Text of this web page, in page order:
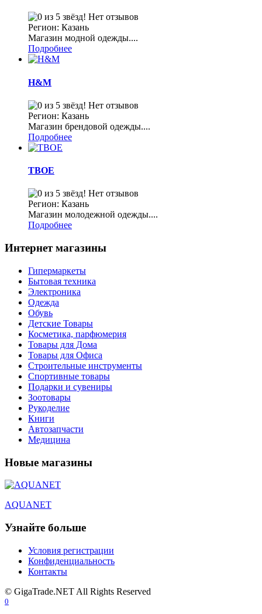
Нет отзывов
Регион: Казань
Магазин модной одежды....
Подробнее
H&M
Нет отзывов
Регион: Казань
Магазин брендовой одежды....
Подробнее
ТВОЕ
Нет отзывов
Регион: Казань
Магазин молодежной одежды....
Подробнее
Интернет магазины
Гипермаркеты
Бытовая техника
Электроника
Одежда
Обувь
Детские Товары
Косметика, парфюмерия
Товары для Дома
Товары для Офиса
Строительные инструменты
Спортивные товары
Подарки и сувениры
Зоотовары
Рукоделие
Книги
Автозапчасти
Медицина
Новые магазины
AQUANET
Узнайте больше
Условия регистрации
Конфиденциальность
Контакты
© GigaTrade.NET All Rights Reserved
0